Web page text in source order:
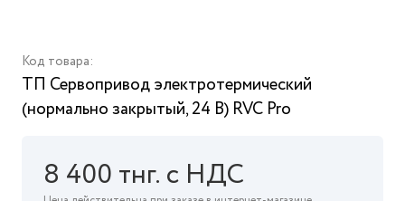
Код товара:
ТП Сервопривод электротермический
(нормально закрытый, 24 В) RVC Pro
8 400 тнг. с НДС